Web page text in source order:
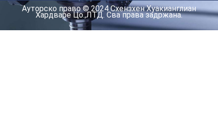
Ауторско право © 2024 Схензхен Хуакианглиан
Хардваре Цо.,ЛТД. Сва права задржана.